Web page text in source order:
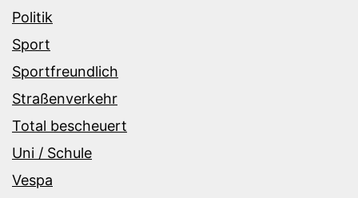
Politik
Sport
Sportfreundlich
Straßenverkehr
Total bescheuert
Uni / Schule
Vespa